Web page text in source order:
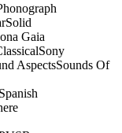
Solid
Gaia
Sony
AspectsSounds Of
Spanish